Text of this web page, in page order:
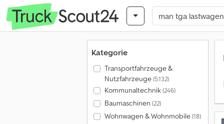
Kategorie
Transportfahrzeuge &
Nutzfahrzeuge(5.132)
Kommunaltechnik(246)
Baumaschinen (22)
Wohnwagen & Wohnmobile(18)